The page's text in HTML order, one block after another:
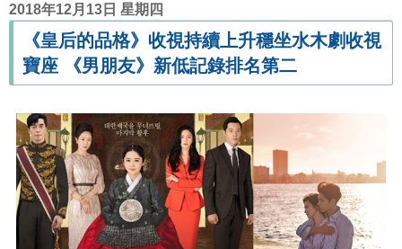
2018年12月13日 星期四
《皇后的品格》收視持續上升穩坐水木劇收視
寶座 《男朋友》新低記錄排名第二